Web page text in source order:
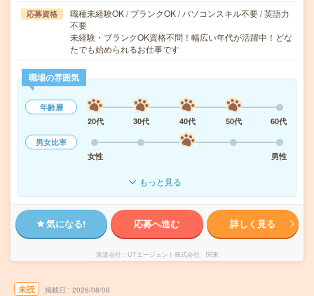
応募資格
職種未経験OK / ブランクOK / パソコンスキル不要 / 英語力
不要
未経験・ブランクOK資格不問！幅広い年代が活躍中！どな
たでも始められるお仕事です
職場の雰囲気
年齢層
20代
30代 40代 50代
60代
男女比率
女性
男性
もっと見る
気になる! 応募へ進む 詳しく見る
派遣会社 UTエージェント株式会社 関東
未読 掲載日 2026/08/08